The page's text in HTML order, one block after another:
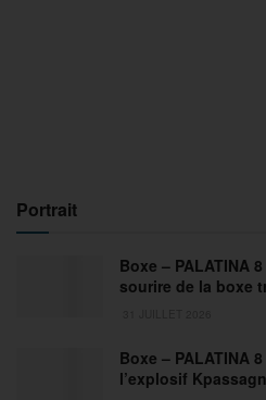
Portrait
Boxe – PALATINA
sourire de la boxe
Boxe – PALATINA
l’explosif